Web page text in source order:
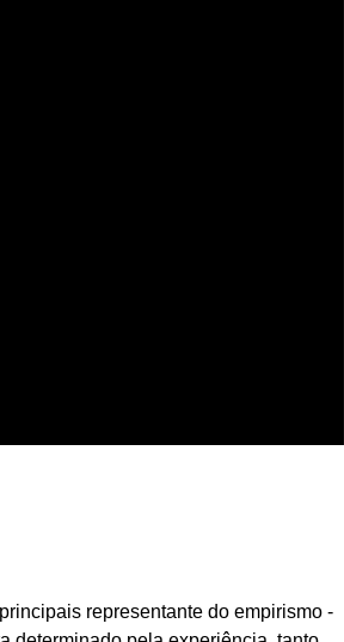
representante do empirismo -